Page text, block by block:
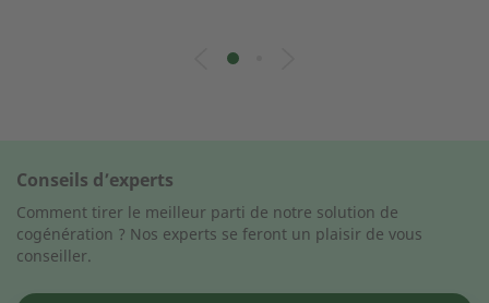
Conseils d’experts
Comment tirer le meilleur parti de notre solution de
cogénération ? Nos experts se feront un plaisir de vous
conseiller.